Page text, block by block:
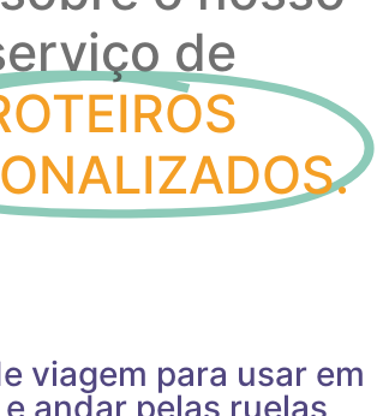
de
viagem para usar em
andar pelas ruelas